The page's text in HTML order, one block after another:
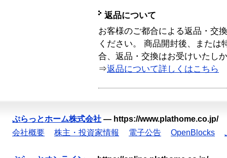
返品について
お客様のご都合による返品・交
ください。 商品開封後、または
合、返品・交換はお受けいたし
⇒返品について詳しくはこちら
ぷらっとホーム株式会社 — https://www.plathome.co.jp/
会社概要
株主・投資家情報 電子公告 OpenBlocks